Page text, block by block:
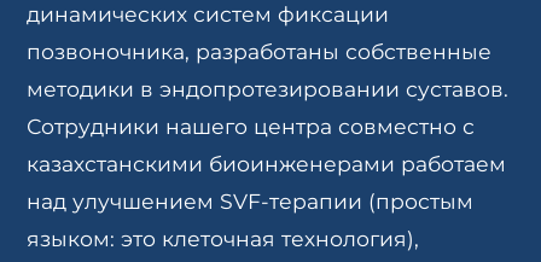
динамических систем фиксации
позвоночника, разработаны собственные
методики в эндопротезировании суставов.
Сотрудники нашего центра совместно с
казахстанскими биоинженерами работаем
над улучшением SVF-терапии (простым
языком: это клеточная технология),